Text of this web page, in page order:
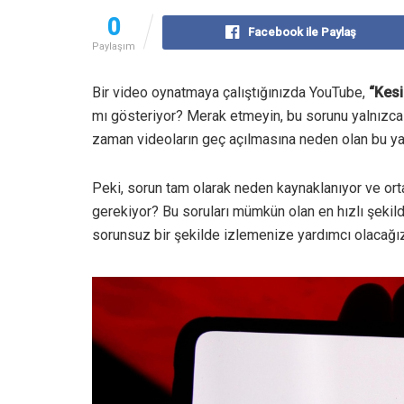
0
Paylaşım
Facebook ile Paylaş
Bir video oynatmaya çalıştığınızda YouTube,
mı gösteriyor? Merak etmeyin, bu sorunu
zaman videoların geç açılmasına neden olan bu
Peki, sorun tam olarak neden kaynaklanıyor ve
gerekiyor? Bu soruları mümkün olan en hızlı
sorunsuz bir şekilde izlemenize yardımcı